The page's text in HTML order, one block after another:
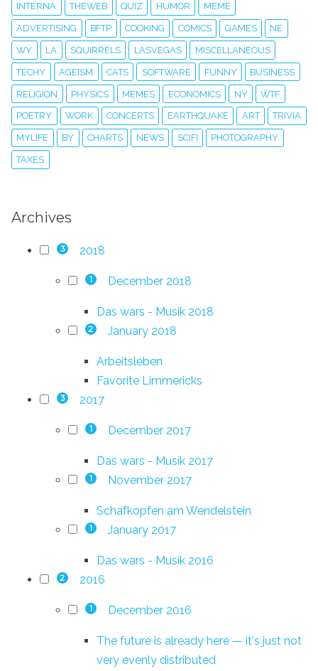
INTERNA THEWEB QUIZ HUMOR MEME
ADVERTISING BFTP COOKING COMICS GAMES NE
WY LA SQUIRRELS LASVEGAS MISCELLANEOUS
TECHY AGEISM CATS SOFTWARE FUNNY BUSINESS
RELIGION PHYSICS MEMES ECONOMICS NY WTF
POETRY WORK CONCERTS EARTHQUAKE ART TRIVIA
MYLIFE BY CHARTS NEWS SCIFI PHOTOGRAPHY
TAXES
Archives
3 2018
1 December 2018
Das wars - Musik 2018
2 January 2018
Arbeitsleben
Favorite Limmericks
3 2017
1 December 2017
Das wars - Musik 2017
1 November 2017
Schafkopfen am Wendelstein
1 January 2017
Das wars - Musik 2016
2 2016
1 December 2016
The future is already here — it's just not
very evenly distributed